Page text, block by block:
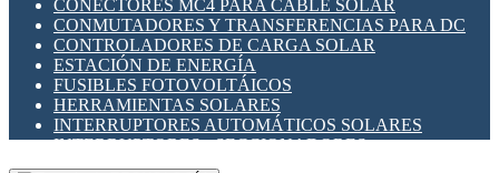
CONECTORES MC4 PARA CABLE SOLAR
CONMUTADORES Y TRANSFERENCIAS PARA DC
CONTROLADORES DE CARGA SOLAR
ESTACIÓN DE ENERGÍA
FUSIBLES FOTOVOLTÁICOS
HERRAMIENTAS SOLARES
INTERRUPTORES AUTOMÁTICOS SOLARES
INTERRUPTORES - SECCIONADORES
FOTOVOLTÁICOS